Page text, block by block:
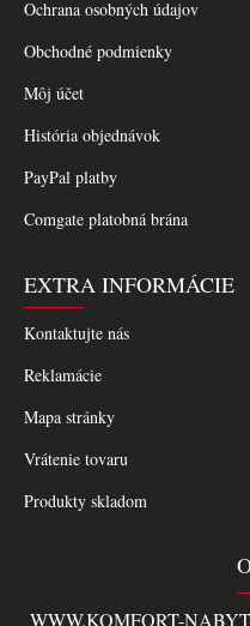
Ochrana osobných údajov
Obchodné podmienky
Môj účet
História objednávok
PayPal platby
Comgate platobná brána
EXTRA INFORMÁCIE
Kontaktujte nás
Reklamácie
Mapa stránky
Vrátenie tovaru
Produkty skladom
WWW.KOMFORT-